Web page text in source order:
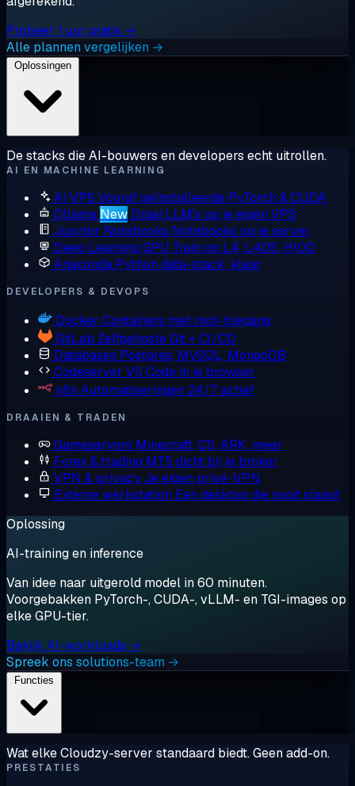
Probeer 1 uur gratis →
Alle plannen vergelijken →
De stacks die AI-bouwers en developers echt uitrollen.
AI EN MACHINE LEARNING
AI VPS Vooraf geïnstalleerde PyTorch & CUDA
Ollama New Draai LLM's op je eigen VPS
Jupyter Notebooks Notebooks op je server
Deep Learning GPU Train op L4, L40S, H100
Anaconda Python data-stack, klaar
DEVELOPERS & DEVOPS
Docker Containers met root-toegang
GitLab Zelfgehoste Git + CI/CD
Databases Postgres, MySQL, MongoDB
Codeserver VS Code in je browser
n8n Automatiseringen 24/7 actief
DRAAIEN & TRADEN
Gameservers Minecraft, CS, ARK, meer
Forex & trading MT5 dicht bij je broker
VPN & privacyJe eigen privé-VPN
Externe werkstation Een desktop die nooit slaapt
Oplossing
AI-training en inference
Van idee naar uitgerold model in 60 minuten.
Voorgebakken PyTorch-, CUDA-, vLLM- en TGI-images op
elke GPU-tier.
Bekijk AI-workloads →
Spreek ons solutions-team →
Wat elke Cloudzy-server standaard biedt. Geen add-on.
PRESTATIES